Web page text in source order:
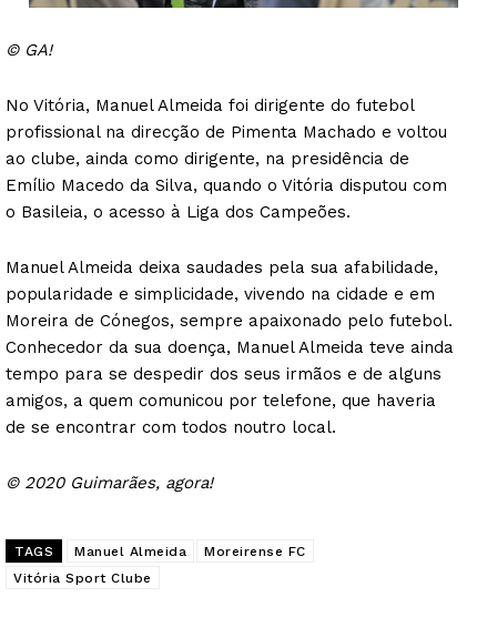
© GA!
No Vitória, Manuel Almeida foi dirigente do futebol
profissional na direcção de Pimenta Machado e voltou
ao clube, ainda como dirigente, na presidência de
Emílio Macedo da Silva, quando o Vitória disputou com
o Basileia, o acesso à Liga dos Campeões.
Manuel Almeida deixa saudades pela sua afabilidade,
popularidade e simplicidade, vivendo na cidade e em
Moreira de Cónegos, sempre apaixonado pelo futebol.
Conhecedor da sua doença, Manuel Almeida teve ainda
tempo para se despedir dos seus irmãos e de alguns
amigos, a quem comunicou por telefone, que haveria
de se encontrar com todos noutro local.
© 2020 Guimarães, agora!
TAGS Manuel Almeida
Moreirense FC
Vitória Sport Clube